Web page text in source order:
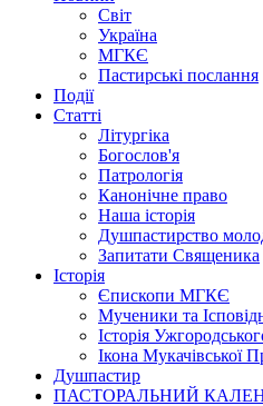
Світ
Україна
МГКЄ
Пастирські послання
Події
Статті
Літургіка
Богослов'я
Патрологія
Канонічне право
Наша історія
Душпастирство
Запитати Священика
Історія
Єпископи МГКЄ
Мученики та
Історія
Ікона Мукачівської
Душпастир
ПАСТОРАЛЬНИЙ